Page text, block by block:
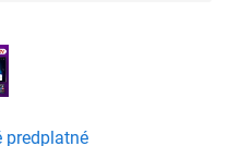
predplatné